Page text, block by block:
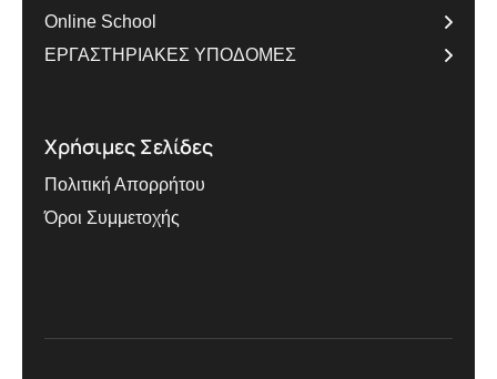
Online School
ΕΡΓΑΣΤΗΡΙΑΚΕΣ ΥΠΟΔΟΜΕΣ
Χρήσιμες Σελίδες
Πολιτική Απορρήτου
Όροι Συμμετοχής